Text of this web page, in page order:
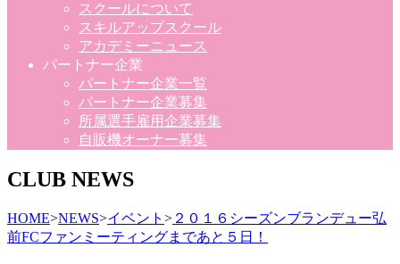
スクールについて
スキルアップスクール
アカデミーニュース
パートナー企業
パートナー企業一覧
パートナー企業募集
所属選手雇用企業募集
自販機オーナー募集
CLUB NEWS
HOME>NEWS>イベント > ２０１６シーズンブランデュー弘
前FCファンミーティングまであと５日！